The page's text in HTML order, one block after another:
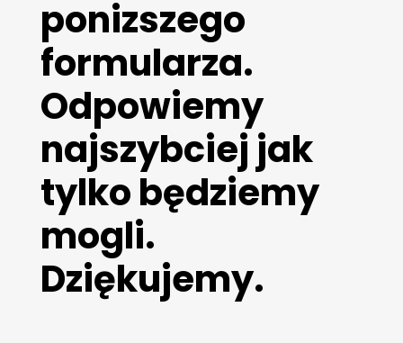
ponizszego
formularza.
Odpowiemy
najszybciej jak
tylko będziemy
mogli.
Dziękujemy.